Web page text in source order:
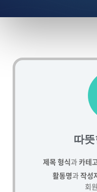
따
제목 형식과카테
활동명과작성
회